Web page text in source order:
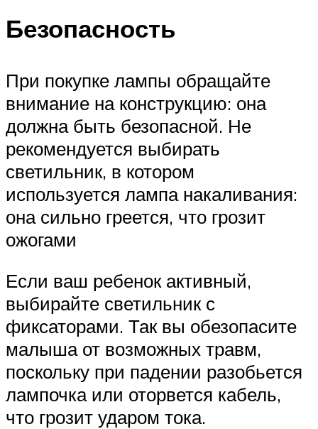
Безопасность
При покупке лампы обращайте
внимание на конструкцию: она
должна быть безопасной. Не
рекомендуется выбирать
светильник, в котором
используется лампа накаливания:
она сильно греется, что грозит
ожогами
Если ваш ребенок активный,
выбирайте светильник с
фиксаторами. Так вы обезопасите
малыша от возможных травм,
поскольку при падении разобьется
лампочка или оторвется кабель,
что грозит ударом тока.